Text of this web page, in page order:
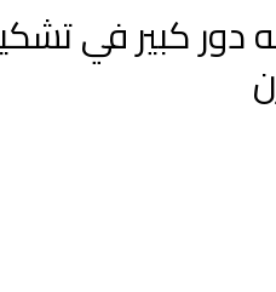
دور كبير في